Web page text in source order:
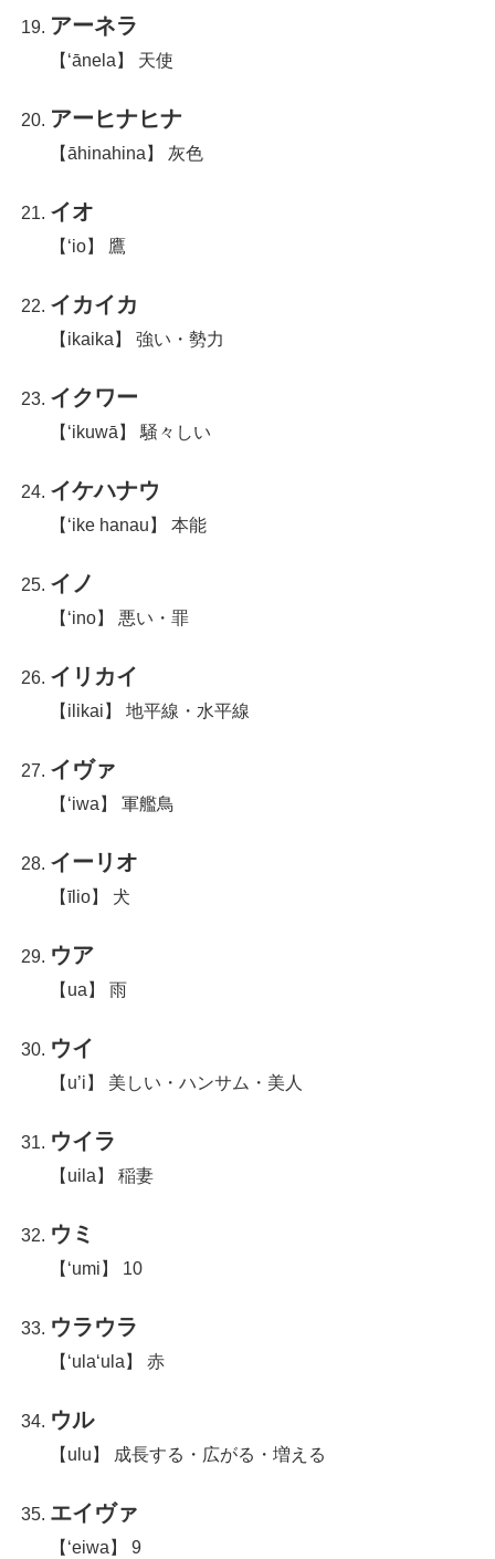
アーネラ
【ʻānela】 天使
アーヒナヒナ
【āhinahina】 灰色
イオ
【‘io】 鷹
イカイカ
【ikaika】 強い・勢力
イクワー
【‘ikuwā】 騒々しい
イケハナウ
【‘ike hanau】 本能
イノ
【‘ino】 悪い・罪
イリカイ
【ilikai】 地平線・水平線
イヴァ
【ʻiwa】 軍艦鳥
イーリオ
【īlio】 犬
ウア
【ua】 雨
ウイ
【u’i】 美しい・ハンサム・美人
ウイラ
【uila】 稲妻
ウミ
【ʻumi】 10
ウラウラ
【‘ula‘ula】 赤
ウル
【ulu】 成長する・広がる・増える
エイヴァ
【‘eiwa】 9